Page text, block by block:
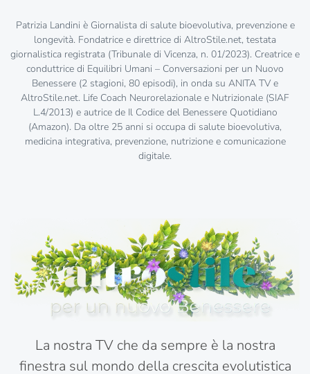
Patrizia Landini è Giornalista di salute bioevolutiva, prevenzione e
longevità. Fondatrice e direttrice di AltroStile.net, testata
giornalistica registrata (Tribunale di Vicenza, n. 01/2023). Creatrice e
conduttrice di Equilibri Umani – Conversazioni per un Nuovo
Benessere (2 stagioni, 80 episodi), in onda su ANITA TV e
AltroStile.net. Life Coach Neurorelazionale e Nutrizionale (SIAF
L.4/2013) e autrice de Il Codice del Benessere Quotidiano
(Amazon). Da oltre 25 anni si occupa di salute bioevolutiva,
medicina integrativa, prevenzione, nutrizione e comunicazione
digitale.
La nostra TV che da sempre è la nostra
finestra sul mondo della crescita evolutistica